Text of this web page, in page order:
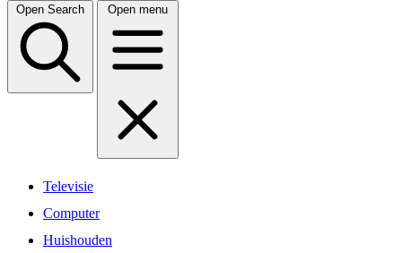
Open Search Open menu
Televisie
Computer
Huishouden